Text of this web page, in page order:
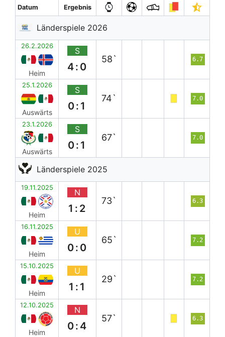
Datum Ergebnis
Länderspiele 2026
26.2.2026
Heim
S
4:0
58` 6.7
25.1.2026
Auswärts
S
0:1
74` 7.0
23.1.2026
Auswärts
S
0:1
67` 7.0
Länderspiele 2025
19.11.2025
Heim
N
1:2
73` 6.3
16.11.2025
Heim
U
0:0
65` 7.2
15.10.2025
Heim
U
1:1
29` 7.2
12.10.2025
Heim
N
0:4
57` 6.3